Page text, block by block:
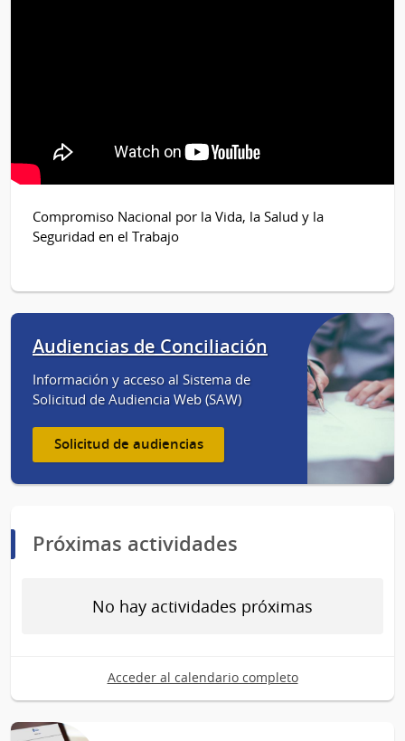
Compromiso Nacional por la Vida, la Salud y la
Seguridad en el Trabajo
Audiencias de Conciliación
Información y acceso al Sistema de
Solicitud de Audiencia Web (SAW)
Solicitud de audiencias
Próximas actividades
No hay actividades próximas
Acceder al calendario completo